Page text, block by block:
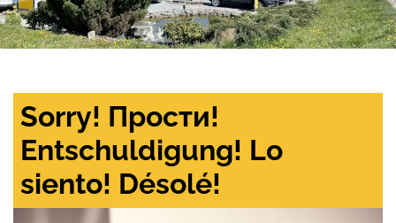
Sorry! Прости!
Entschuldigung! Lo
siento! Désolé!